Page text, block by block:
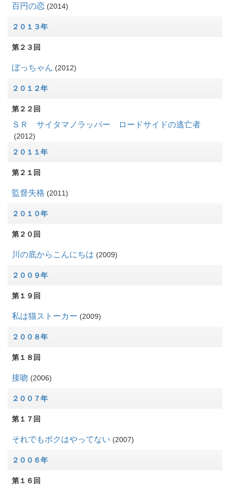
百円の恋 2014
２０１３年
第２３回
ぼっちゃん 2012
２０１２年
第２２回
ＳＲ サイタマノラッパー ロードサイドの逃亡者
2012
２０１１年
第２１回
監督失格 2011
２０１０年
第２０回
川の底からこんにちは 2009
２００９年
第１９回
私は猫ストーカー 2009
２００８年
第１８回
接吻 2006
２００７年
第１７回
それでもボクはやってない 2007
２００６年
第１６回